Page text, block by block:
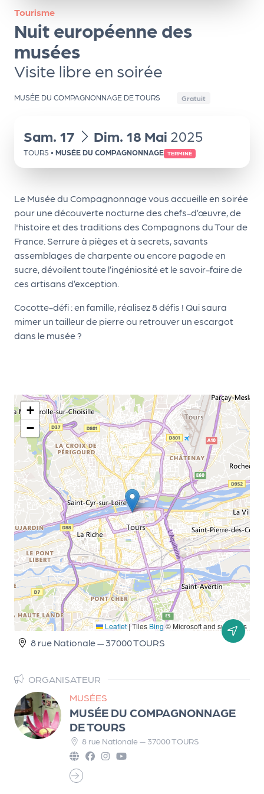
Tourisme
Nuit européenne des
musées
Visite libre en soirée
MUSÉE DU COMPAGNONNAGE DE TOURS Gratuit
du
Sam. 17 au
Dim. 18 Mai 2025
TOURS • MUSÉE DU COMPAGNONNAGE TERMINÉ
Le Musée du Compagnonnage vous accueille en soirée
pour une découverte nocturne des chefs-d’œuvre, de
l'histoire et des traditions des Compagnons du Tour de
France. Serrure à pièges et à secrets, savants
assemblages de charpente ou encore pagode en
sucre, dévoilent toute l’ingéniosité et le savoir-faire de
ces artisans d’exception.
Cocotte-défi : en famille, réalisez 8 défis ! Qui saura
mimer un tailleur de pierre ou retrouver un escargot
dans le musée ?
+
−
Leaflet | Tiles Bing © Microsoft and suppliers
8 rue Nationale — 37000 TOURS
ORGANISATEUR
MUSÉES
MUSÉE DU COMPAGNONNAGE
DE TOURS
8 rue Nationale — 37000 TOURS
ns
PR
O
G!
PR
G!
Le
Ma
Sui
vr
e
le
PR
O
G!
rvi
ce
s
L
e
it
d
e
l'
o
r
g
n
i
s
a